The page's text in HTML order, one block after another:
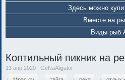
Здесь можно
Вместе на
Виды рыб
Коптильный пикник на
13 апр 2020 | GeNaAligator